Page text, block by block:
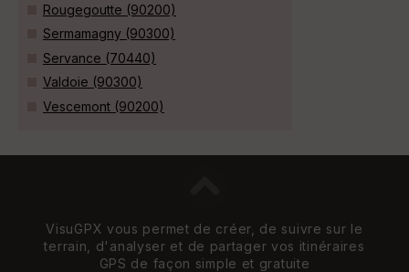
Rougegoutte (90200)
Sermamagny (90300)
Servance (70440)
Valdoie (90300)
Vescemont (90200)
VisuGPX vous permet de créer, de suivre sur le
terrain, d'analyser et de partager vos itinéraires
GPS de façon simple et gratuite